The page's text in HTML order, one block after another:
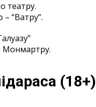
театру.
“Ватру”.
Монмартру.
(18+)